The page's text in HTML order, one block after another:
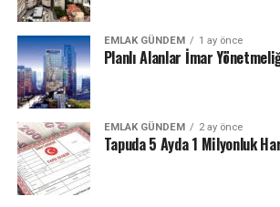
EMLAK GÜNDEM 1 ay önce
Planlı Alanlar İmar
EMLAK GÜNDEM 2 ay önce
Tapuda 5 Ayda 1 Milyonluk